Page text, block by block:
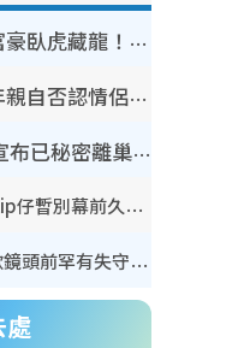
《愛回家》隱形富豪臥虎藏龍！盤點12位財氣逼人的有錢藝人：呢位靚女3億身家唔憂做
葉蒨文拍拖一周年親自否認情侶關係？！被質疑感情造假竟稱GM「普通同事」
30歲男藝人低調宣布已秘密離巢！人氣急跌變失蹤人口︰「這幾年過得並不容易」
《愛回家》童星Philip仔暫別幕前久違現身！15歲近況暴風長高蛻變帥氣少男
TVB新聞主播陳嘉欣鏡頭前罕有失守！遭林超英一句說話突襲嚇親當場大笑
處